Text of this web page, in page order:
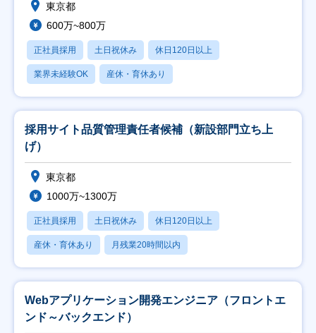
東京都
600万~800万
正社員採用 土日祝休み 休日120日以上
業界未経験OK 産休・育休あり
採用サイト品質管理責任者候補（新設部門立ち上
げ）
東京都
1000万~1300万
正社員採用 土日祝休み 休日120日以上
産休・育休あり 月残業20時間以内
Webアプリケーション開発エンジニア（フロントエ
ンド～バックエンド）